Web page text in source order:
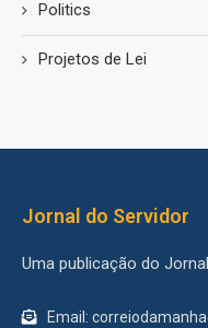
Politics
Projetos de Lei
Jornal do Servidor
Uma publicação do
Email: